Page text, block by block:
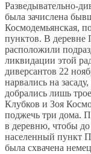
Разведывательно-
была зачислена
Космодемьянская,
пунктов. В деревне
расположили
ликвидации этой
диверсантов 22
нарвались на
добрались лишь
Клубков и Зоя
поджечь три дома.
в деревню, чтобы
населенный пункт
была схвачена